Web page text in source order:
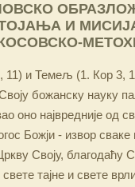
И
11) и Темељ (1. Кор
божанску науку
оно највредније од
Божји - извор
Своју, благодаћу
тајне и свете